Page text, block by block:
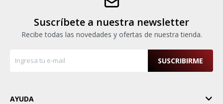
Suscríbete a nuestra newsletter
Recibe todas las novedades y ofertas de nuestra tienda.
SUSCRIBIRME
AYUDA